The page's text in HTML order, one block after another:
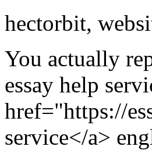
hectorbit,
You actually
essay help
href="https://
service</a>